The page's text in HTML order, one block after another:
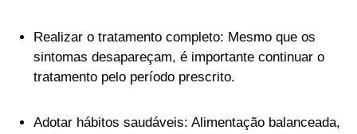
Realizar o tratamento completo: Mesmo que os
sintomas desapareçam, é importante continuar o
tratamento pelo período prescrito.
Adotar hábitos saudáveis: Alimentação balanceada,